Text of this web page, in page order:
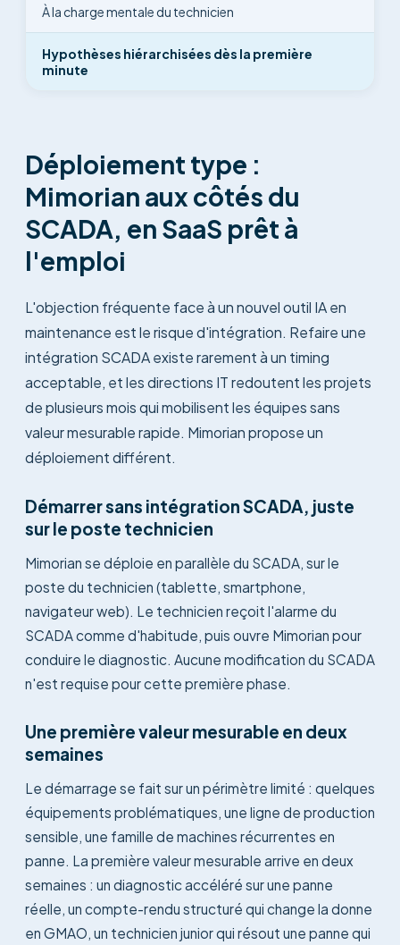
À la charge mentale du technicien
Hypothèses hiérarchisées dès la première
minute
Déploiement type :
Mimorian aux côtés du
SCADA, en SaaS prêt à
l'emploi
L'objection fréquente face à un nouvel outil IA en
maintenance est le risque d'intégration. Refaire une
intégration SCADA existe rarement à un timing
acceptable, et les directions IT redoutent les projets
de plusieurs mois qui mobilisent les équipes sans
valeur mesurable rapide. Mimorian propose un
déploiement différent.
Démarrer sans intégration SCADA, juste
sur le poste technicien
Mimorian se déploie en parallèle du SCADA, sur le
poste du technicien (tablette, smartphone,
navigateur web). Le technicien reçoit l'alarme du
SCADA comme d'habitude, puis ouvre Mimorian pour
conduire le diagnostic. Aucune modification du SCADA
n'est requise pour cette première phase.
Une première valeur mesurable en deux
semaines
Le démarrage se fait sur un périmètre limité : quelques
équipements problématiques, une ligne de production
sensible, une famille de machines récurrentes en
panne. La première valeur mesurable arrive en deux
semaines : un diagnostic accéléré sur une panne
réelle, un compte-rendu structuré qui change la donne
en GMAO, un technicien junior qui résout une panne qui